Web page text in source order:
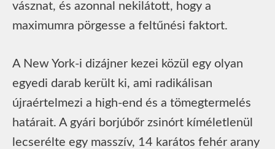
vásznat, és azonnal nekilátott, hogy a
maximumra pörgesse a feltűnési faktort.
A New York-i dizájner kezei közül egy olyan
egyedi darab került ki, ami radikálisan
újraértelmezi a high-end és a tömegtermelés
határait. A gyári borjúbőr zsinórt kíméletlenül
lecserélte egy masszív, 14 karátos fehér arany